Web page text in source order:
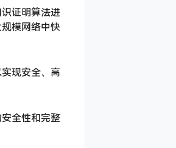
证明算法进
模网络中快
现安全、高
全性和完整